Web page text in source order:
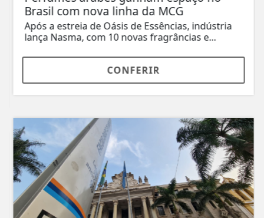
Brasil com nova linha da MCG
Após a estreia de Oásis de Essências, indústria
lança Nasma, com 10 novas fragrâncias e...
CONFERIR